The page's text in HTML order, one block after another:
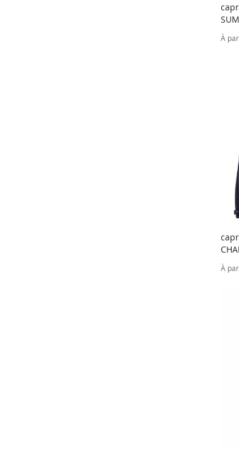
À
À